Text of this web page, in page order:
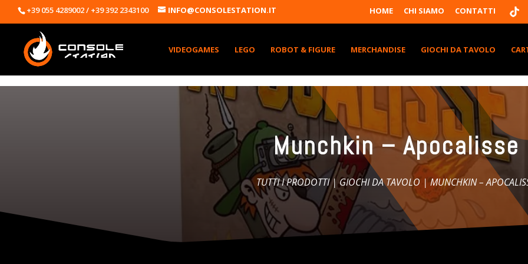
+39 055 4289002 / +39 392 2343100 INFO@CONSOLESTATION.IT HOME CHI SIAMO CONTATTI
K
K
VIDEOGAMES LEGO ROBOT & FIGURE MERCHANDISE GIOCHI DA TAVOLO
Munchkin – Apocalisse
TUTTI I PRODOTTI|GIOCHI DA TAVOLO | MUNCHKIN –